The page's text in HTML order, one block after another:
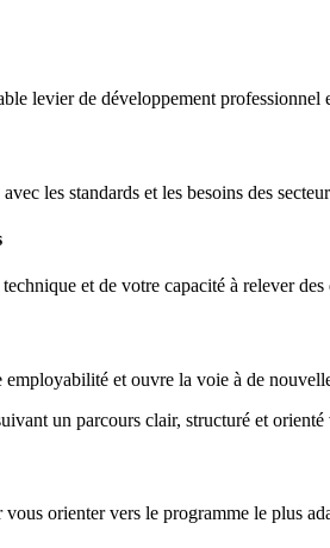
levier de développement
les standards et les besoins des
et de votre capacité à relever des
et ouvre la voie à de
un parcours clair, structuré et orienté
orienter vers le programme le plus